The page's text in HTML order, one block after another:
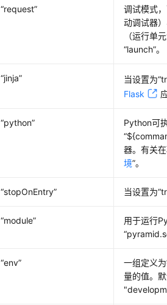
“request” 调试模式
动调试器
（运行单
“launch”。
“jinja” 当设置为
Flask
“python”
Python可
器。有关
境”。
“stopOnEntry” 当设置为
“module”
用于运行
“env”
一组定义
量的值。